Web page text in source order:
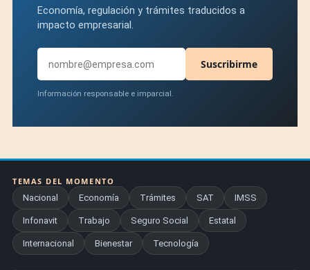
Economía, regulación y trámites traducidos a
impacto empresarial.
Suscribirme
Información responsable e imparcial.
TEMAS DEL MOMENTO
Nacional
Economía Trámites SAT IMSS
Infonavit Trabajo Seguro Social Estatal
Internacional Bienestar Tecnología